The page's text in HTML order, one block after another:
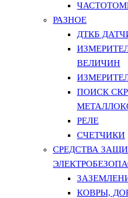
РАЗНОЕ
ДТКБ
ВЕЛИЧИН
ПОИСК
РЕЛЕ
СЧЕТЧИКИ
СРЕДСТВА
КОВРЫ,